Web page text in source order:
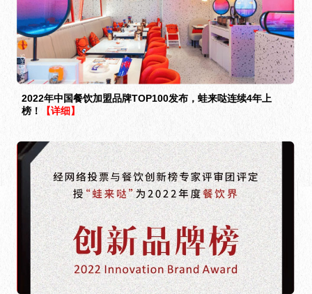
2022年中国餐饮加盟品牌TOP100发布，蛙来哒连续4年上
榜！
【详细】